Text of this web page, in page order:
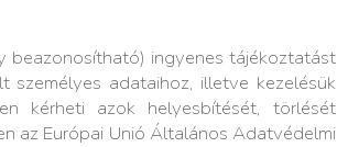
beazonosítható) ingyenes tájékoztatást
személyes adataihoz, illetve kezelésük
kérheti azok helyesbítését, törlését
az Európai Unió Általános Adatvédelmi